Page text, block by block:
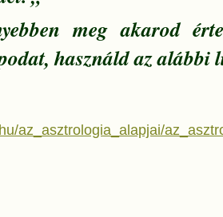
meg akarod
használd az alábbi
az_asztrologia_alapjai/